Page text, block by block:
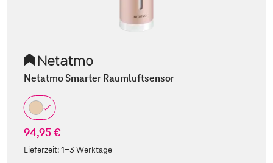
Netatmo Smarter Raumluftsensor
94,95 €
Lieferzeit:1-3 Werktage